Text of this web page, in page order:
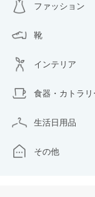
ファッション
靴
インテリア
食器・カトラリ
生活日用品
その他